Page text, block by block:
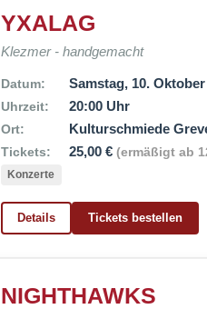
YXALAG
Klezmer - handgemacht
Datum: Samstag, 10. Oktober
Uhrzeit: 20:00 Uhr
Ort: Kulturschmiede
Tickets: 25,00 € (ermäßigt ab
Konzerte
Details Tickets bestellen
NIGHTHAWKS